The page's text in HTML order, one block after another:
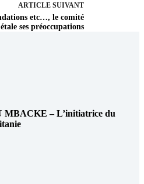
ARTICLESUIVANT
etc…, le comité
ses préoccupations
– L’initiatrice du